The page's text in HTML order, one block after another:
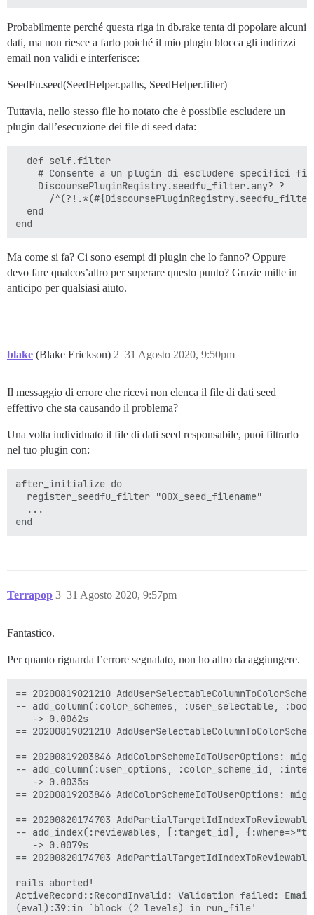
Probabilmente perché questa riga in db.rake tenta di popolare alcuni
dati, ma non riesce a farlo poiché il mio plugin blocca gli indirizzi
email non validi e interferisce:
SeedFu.seed(SeedHelper.paths, SeedHelper.filter)
Tuttavia, nello stesso file ho notato che è possibile escludere un
plugin dall’esecuzione dei file di seed data:
  def self.filter
# Consente a un plugin di escludere specifici
    DiscoursePluginRegistry.seedfu_filter.any? ?
/
  end
Ma come si fa? Ci sono esempi di plugin che lo fanno? Oppure
devo fare qualcos’altro per superare questo punto? Grazie mille in
anticipo per qualsiasi aiuto.
blake (Blake Erickson) 31 Agosto 2020, 9:50pm
2
Il messaggio di errore che ricevi non elenca il file di dati seed
effettivo che sta causando il problema?
Una volta individuato il file di dati seed responsabile, puoi filtrarlo
nel tuo plugin con:
after_initialize do
  register_seedfu_filter "00X_seed_filename"
  ...
Terrapop 31 Agosto 2020, 9:57pm
3
Fantastico.
Per quanto riguarda l’errore segnalato, non ho altro da aggiungere.
== 20200819021210
-- add_column(:color_schemes, :user_selectable,
   -> 0.0062s
== 20200819021210
== 20200819203846 AddColorSchemeIdToUserOptions:
-- add_column(:user_options, :color_scheme_id,
   -> 0.0035s
== 20200819203846 AddColorSchemeIdToUserOptions:
== 20200820174703
-- add_index(:reviewables, [:target_id],
   -> 0.0079s
== 20200820174703
rails aborted!
ActiveRecord::RecordInvalid: Validation failed:
(eval):39:in `block (2 levels) in run_file'